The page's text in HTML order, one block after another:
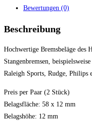
Bewertungen (0)
Beschreibung
Hochwertige Bremsbeläge des
Stangenbremsen,
Raleigh Sports, Rudge, Philips
Preis per Paar (2 Stück)
Belagsfläche: 58 x 12 mm
Belagshöhe: 12 mm